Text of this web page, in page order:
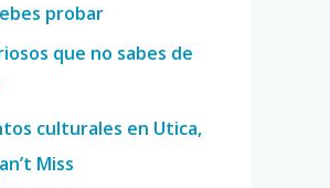
probar
que no sabes de
culturales en Utica,
Miss